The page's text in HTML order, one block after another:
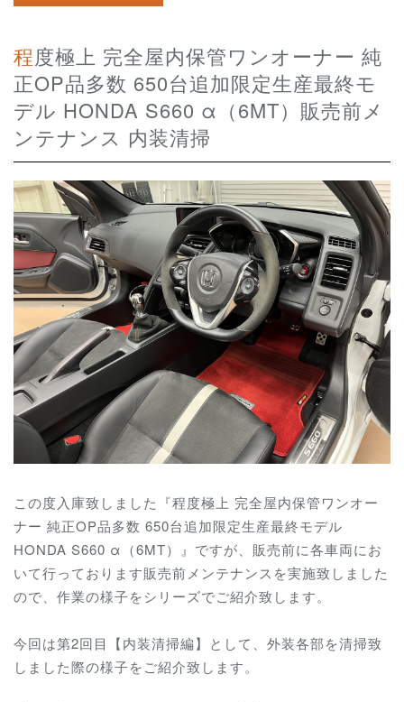
程度極上 完全屋内保管ワンオーナー 純
正OP品多数 650台追加限定生産最終モ
デル HONDA S660 α（6MT）販売前メ
ンテナンス 内装清掃
この度入庫致しました『程度極上 完全屋内保管ワンオー
ナー 純正OP品多数 650台追加限定生産最終モデル
HONDA S660 α（6MT）』ですが、販売前に各車両にお
いて行っております販売前メンテナンスを実施致しました
ので、作業の様子をシリーズでご紹介致します。
今回は第2回目【内装清掃編】として、外装各部を清掃致
しました際の様子をご紹介致します。